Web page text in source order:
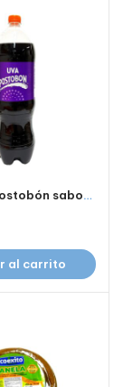
Gaseosa Postobón sabor Uva 2 Litros
al carrito